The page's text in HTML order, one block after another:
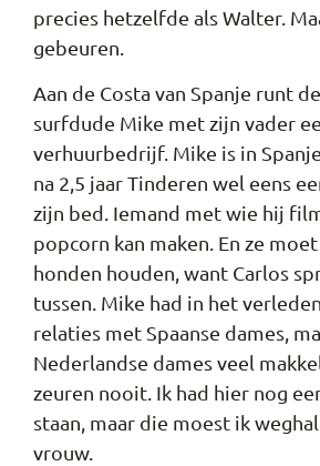
precies hetzelfde als Walter.
gebeuren.
Aan de Costa van Spanje runt
surfdude Mike met zijn vader
verhuurbedrijf. Mike is in
na 2,5 jaar Tinderen wel eens
zijn bed. Iemand met wie hij
popcorn kan maken. En ze
honden houden, want Carlos
tussen. Mike had in het
relaties met Spaanse dames,
Nederlandse dames veel
zeuren nooit. Ik had hier nog
staan, maar die moest ik
vrouw.